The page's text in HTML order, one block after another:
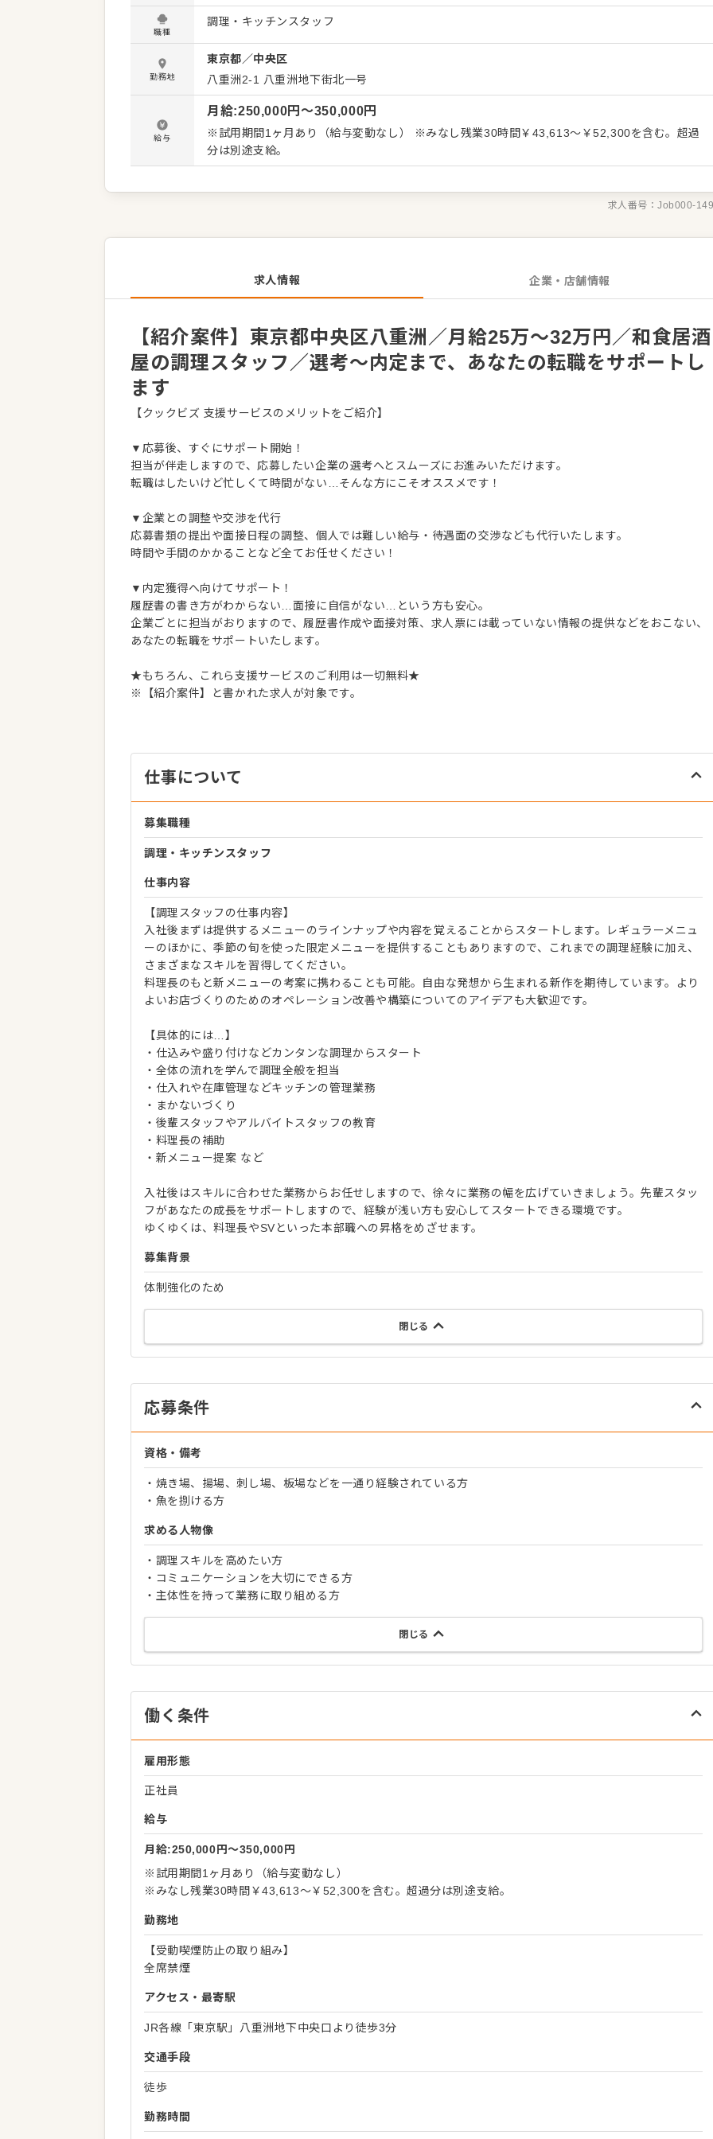
い。 料理長のもと新メニューの考案に携わることも可能。自由な発想から生まれる新作を期待
しています。よりよいお店づくりのためのオペレーション改善や構築についてのアイデアも大
歓迎です。 【具体的には…】 ・仕込みや盛り付けなどカンタンな調理からスタート ・全体の
流れを学んで調理全般を担当 ・仕入れや在庫管理などキッチンの管理業務 ・まかないづくり
・後輩スタッフやアルバイトスタッフの教育 ・料理長の補助 ・新メニュー提案 など 入社後は
スキルに合わせた業務からお任せしますので、徐々に業務の幅を広げていきましょう。先輩ス
タッフがあなたの成長をサポートしますので、経験が浅い方も安心してスタートできる環境で
す。 ゆくゆくは、料理長やSVといった本部職への昇格をめざせます。
職種
調理・キッチンスタッフ
勤務地
東京都／中央区
八重洲2-1
八重洲地下街北一号
給与
月給:250,000円〜350,000円
※試用期間1ヶ月あり（給与変動なし） ※みなし残業30時間￥43,613～￥52,300を含む。超過
分は別途支給。
求人番号：Job000-
求人情報 企業・店舗情報
【紹介案件】東京都中央区八重洲／月給25万〜32万円／和食居酒
屋の調理スタッフ／選考～内定まで、あなたの転職をサポートし
ます
【クックビズ 支援サービスのメリットをご紹介】
▼応募後、すぐにサポート開始！
担当が伴走しますので、応募したい企業の選考へとスムーズにお進みいただけます。
転職はしたいけど忙しくて時間がない…そんな方にこそオススメです！
▼企業との調整や交渉を代行
応募書類の提出や面接日程の調整、個人では難しい給与・待遇面の交渉なども代行いたします。
時間や手間のかかることなど全てお任せください！
▼内定獲得へ向けてサポート！
履歴書の書き方がわからない…面接に自信がない…という方も安心。
企業ごとに担当がおりますので、履歴書作成や面接対策、求人票には載っていない情報の提供などをおこない、
あなたの転職をサポートいたします。
★もちろん、これら支援サービスのご利用は一切無料★
※【紹介案件】と書かれた求人が対象です。
仕事について
募集職種
調理・キッチンスタッフ
仕事内容
【調理スタッフの仕事内容】
入社後まずは提供するメニューのラインナップや内容を覚えることからスタートします。レギュラーメニュ
ーのほかに、季節の旬を使った限定メニューを提供することもありますので、これまでの調理経験に加え、
さまざまなスキルを習得してください。
料理長のもと新メニューの考案に携わることも可能。自由な発想から生まれる新作を期待しています。より
よいお店づくりのためのオペレーション改善や構築についてのアイデアも大歓迎です。
【具体的には…】
・仕込みや盛り付けなどカンタンな調理からスタート
・全体の流れを学んで調理全般を担当
・仕入れや在庫管理などキッチンの管理業務
・まかないづくり
・後輩スタッフやアルバイトスタッフの教育
・料理長の補助
・新メニュー提案 など
入社後はスキルに合わせた業務からお任せしますので、徐々に業務の幅を広げていきましょう。先輩スタッ
フがあなたの成長をサポートしますので、経験が浅い方も安心してスタートできる環境です。
ゆくゆくは、料理長やSVといった本部職への昇格をめざせます。
募集背景
体制強化のため
閉じる
応募条件
資格・備考
・焼き場、揚場、刺し場、板場などを一通り経験されている方
・魚を捌ける方
求める人物像
・調理スキルを高めたい方
・コミュニケーションを大切にできる方
・主体性を持って業務に取り組める方
閉じる
働く条件
雇用形態
正社員
給与
月給:250,000円〜350,000円
※試用期間1ヶ月あり（給与変動なし）
※みなし残業30時間￥43,613～￥52,300を含む。超過分は別途支給。
勤務地
【受動喫煙防止の取り組み】
全席禁煙
アクセス・最寄駅
JR各線「東京駅」八重洲地下中央口より徒歩3分
交通手段
徒歩
勤務時間